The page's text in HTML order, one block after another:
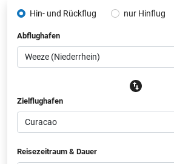
Hin- und Rückflug nur Hinflug
Abflughafen
Zielflughafen
Reisezeitraum & Dauer